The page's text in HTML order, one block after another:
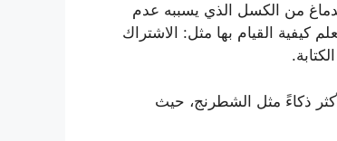
من الكسل الذي يسببه عدم
كيفية القيام بها مثل: الاشتراك
ذكاءً مثل الشطرنج، حيث